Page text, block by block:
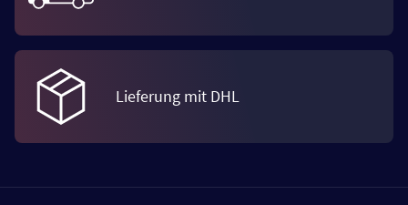
Lieferung mit DHL